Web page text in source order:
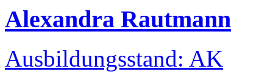
Alexandra Rautmann
Ausbildungsstand: AK